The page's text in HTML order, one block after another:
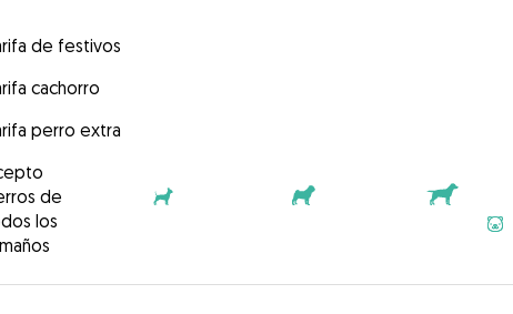
de festivos
cachorro
perro extra
de
los